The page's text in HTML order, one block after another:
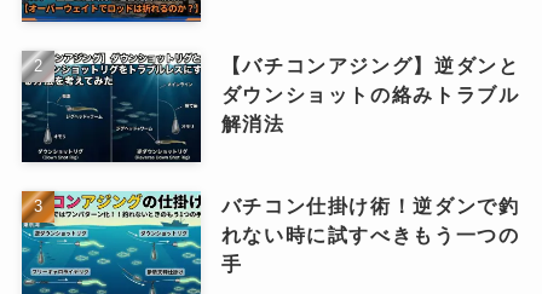
【バチコンアジング】逆ダンと
ダウンショットの絡みトラブル
解消法
バチコン仕掛け術！逆ダンで釣
れない時に試すべきもう一つの
手